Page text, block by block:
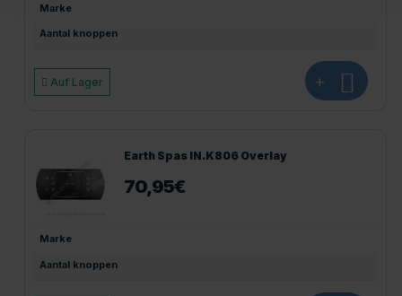
Marke
Aantal knoppen
Auf Lager +
Earth Spas IN.K806 Overlay
70,95€
Marke
Aantal knoppen